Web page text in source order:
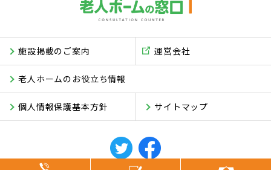
施設掲載のご案内
老人ホームのお役立ち情報
サイトマップ
運営会社
個人情報保護基本方針